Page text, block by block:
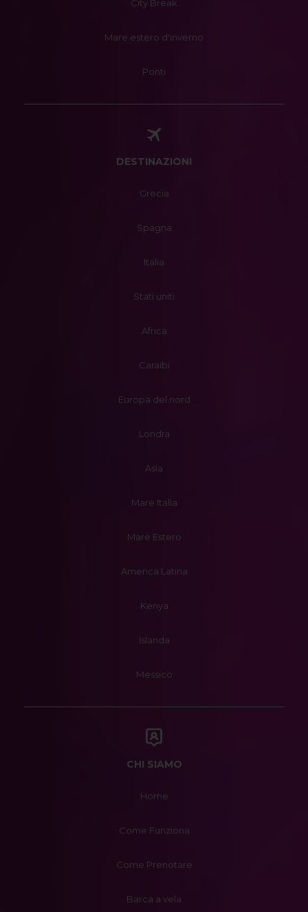
City Break
Mare estero d'inverno
Ponti
DESTINAZIONI
Grecia
Spagna
Italia
Stati uniti
Africa
Caraibi
Europa del nord
Londra
Asia
Mare Italia
Mare Estero
America Latina
Kenya
Islanda
Messico
CHI SIAMO
Home
Come Funziona
Come Prenotare
Barca a vela